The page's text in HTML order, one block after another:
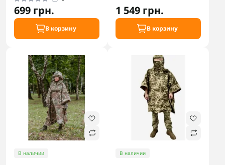
699 грн.
В корзину
1 549 грн.
В корзину
В наличии В наличии